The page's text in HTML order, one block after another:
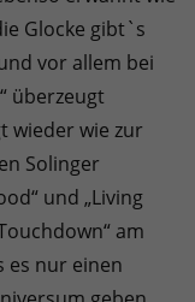
Glocke gibt`s
vor allem bei
überzeugt
wieder wie zur
Solinger
und „Living
am
es nur einen